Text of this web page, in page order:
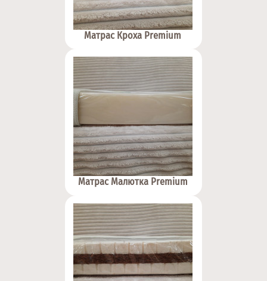
Матрас Кроха Premium
Матрас Малютка Premium